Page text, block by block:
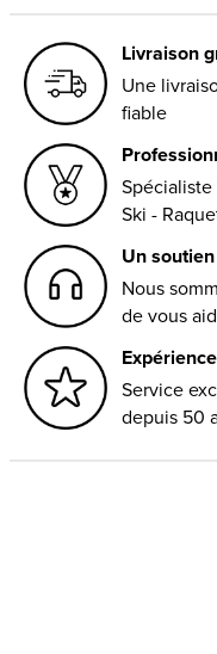
Livraison
Une
fiable
Ski -
Un
Nous
de vous
Expérience
Service
depuis 50